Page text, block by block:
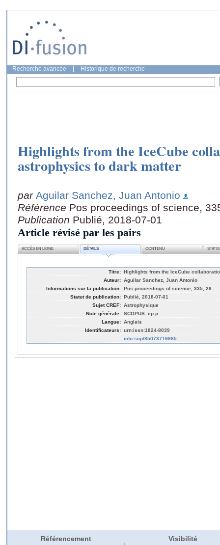
Recherche avancée Historique de recherche
Highlights from the IceCube
astrophysics to dark matter
par Aguilar Sanchez, Juan Antonio
Référence Pos proceedings of science,
Publication Publié, 2018-07-01
Article révisé par les pairs
ACCÈS EN LIGNE DÉTAILS CONTENU
Titre: Highlights from the IceCube
Auteur: Aguilar Sanchez, Juan Antonio
Informations sur la publication: Pos proceedings of science, 335, 28
Statut de publication: Publié, 2018-07-01
Sujet CREF: Astrophysique
Note générale: SCOPUS: cp.p
Langue: Anglais
Identificateurs: urn:issn:1824-8039
info:scp/85073719985
Référencement Visibilité